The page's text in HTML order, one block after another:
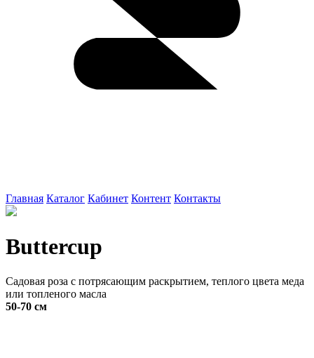
Главная Каталог Кабинет Контент Контакты
Buttercup
Садовая роза с потрясающим раскрытием, теплого цвета меда
или топленого масла
50-70 см